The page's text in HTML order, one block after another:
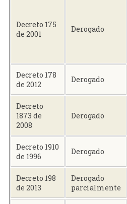
Decreto 175
de 2001
Derogado
Decreto 178
de 2012
Derogado
Decreto
1873 de
2008
Derogado
Decreto 1910
de 1996
Derogado
Decreto 198
de 2013
Derogado
parcialmente